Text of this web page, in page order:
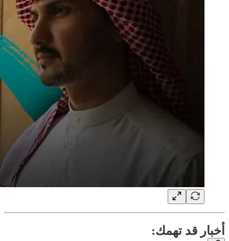
أخبار قد تهمك: